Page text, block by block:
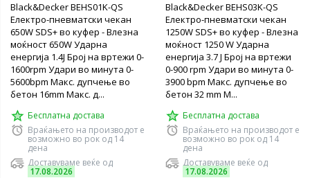
Black&Decker BEHS01K-QS
Електро-пневматски чекан
650W SDS+ во куфер - Влезна
моќност 650W Ударна
енергија 1.4Ј Број на вртежи 0-
1600rpm Удари во минута 0-
5600bpm Макс. дупчење во
бетон 16mm Макс. д...
Бесплатна достава
Враќањето на производот е
возможно во рок од 14
дена
Доставуваме веќе од
17.08.2026
Black&Decker BEHS03K-QS
Електро-пневматски чекан
1250W SDS+ во куфер - Влезна
моќност 1250 W Ударна
енергија 3.7 Ј Број на вртежи
0-900 rpm Удари во минута 0-
3900 bpm Макс. дупчење во
бетон 32 mm М...
Бесплатна достава
Враќањето на производот е
возможно во рок од 14
дена
Доставуваме веќе од
17.08.2026